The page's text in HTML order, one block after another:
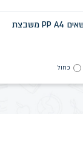
כחול